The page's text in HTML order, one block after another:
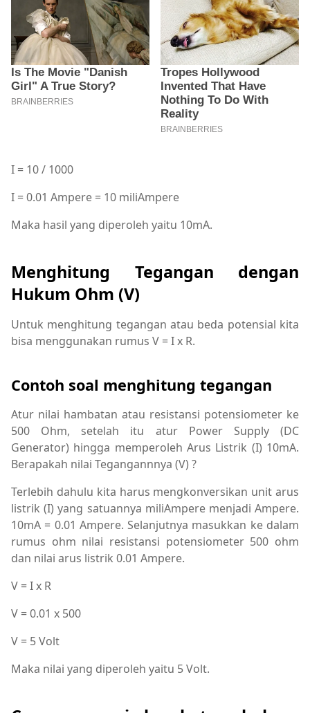
I = 10 / 1000
I = 0.01 Ampere = 10 miliAmpere
Maka hasil yang diperoleh yaitu 10mA.
Menghitung Tegangan dengan
Hukum Ohm (V)
Untuk menghitung tegangan atau beda potensial kita
bisa menggunakan rumus V = I x R.
Contoh soal menghitung tegangan
Atur nilai hambatan atau resistansi potensiometer ke
500 Ohm, setelah itu atur Power Supply (DC
Generator) hingga memperoleh Arus Listrik (I) 10mA.
Berapakah nilai Tegangannnya (V) ?
Terlebih dahulu kita harus mengkonversikan unit arus
listrik (I) yang satuannya miliAmpere menjadi Ampere.
10mA = 0.01 Ampere. Selanjutnya masukkan ke dalam
rumus ohm nilai resistansi potensiometer 500 ohm
dan nilai arus listrik 0.01 Ampere.
V = I x R
V = 0.01 x 500
V = 5 Volt
Maka nilai yang diperoleh yaitu 5 Volt.